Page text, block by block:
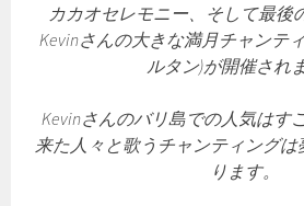
カカオセレモニー、そして最後
Kevinさんの大きな満月チャンテ
ルタン)が開催され
Kevinさんのバリ島での人気はす
来た人々と歌うチャンティング
ります。